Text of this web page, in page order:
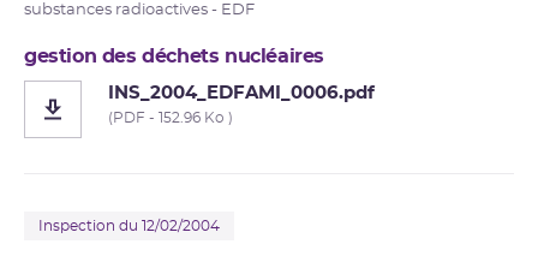
substances radioactives - EDF
gestion des déchets nucléaires
INS_2004_EDFAMI_0006.pdf
(PDF - 152.96 Ko )
Inspection du 12/02/2004